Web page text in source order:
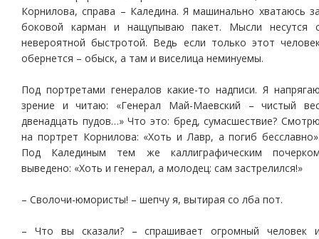
Корнилова, справа – Каледина. Я машинально хватаюсь
боковой карман и нащупываю пакет. Мысли несутся
невероятной быстротой. Ведь если только этот
обернется – обыск, а там и виселица неминуемы.
Под портретами генералов какие-то надписи. Я
зрение и читаю: «Генерал Май-Маевский – чистый
двенадцать пудов…» Что это: бред, сумасшествие?
на портрет Корнилова: «Хоть и Лавр, а погиб
Под Калединым тем же каллиграфическим
выведено: «Хоть и генерал, а молодец: сам застрелился!»
– Сволочи-юмористы! – шепчу я, вытирая со лба пот.
– Что вы сказали? – спрашивает огромный человек